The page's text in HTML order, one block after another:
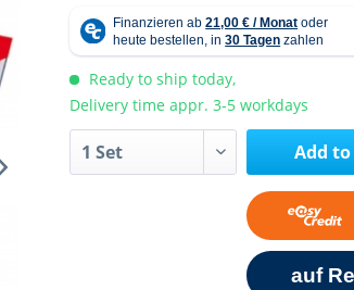
Ready to ship today,
Delivery time appr. 3-5 workdays
Add to